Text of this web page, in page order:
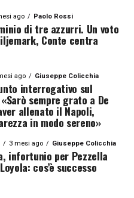
ago Paolo Rossi
di tre azzurri. Un voto
Conte centra
ago Giuseppe Colicchia
interrogativo sul
sempre grato a De
allenato il Napoli,
in modo sereno»
3 mesi ago Giuseppe Colicchia
infortunio per Pezzella
cos’è successo